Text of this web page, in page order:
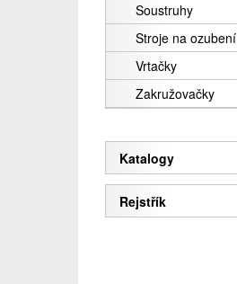
Soustruhy
Stroje na ozubení
Vrtačky
Zakružovačky
Katalogy
Rejstřík